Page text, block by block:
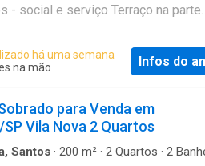
localização estratégica e
futura. Referência: SO1547
- social e serviço Terraço na parte
Localizado próximo a Perimetral,
próximos! Entre em contato para
e marque sua visita!
CA2733
há uma semana
na mão Infos do
para Venda em
Vila Nova 2 Quartos
Santos · 200 m² · 2 Quartos · 2